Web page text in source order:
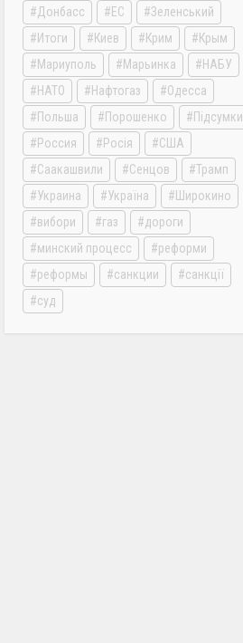
Донбасс
ЕС
Зеленський
Итоги
Киев Крим
Крым
Мариуполь
Марьинка
НАБУ
НАТО
Нафтогаз
Одесса
Польша
Порошенко
Підсумки
Россия
Росія
США
Саакашвили
Сенцов
Трамп
Украина
Україна
Широкино
вибори
газ
дороги
минский процесс
реформи
реформы
санкции
санкції
суд